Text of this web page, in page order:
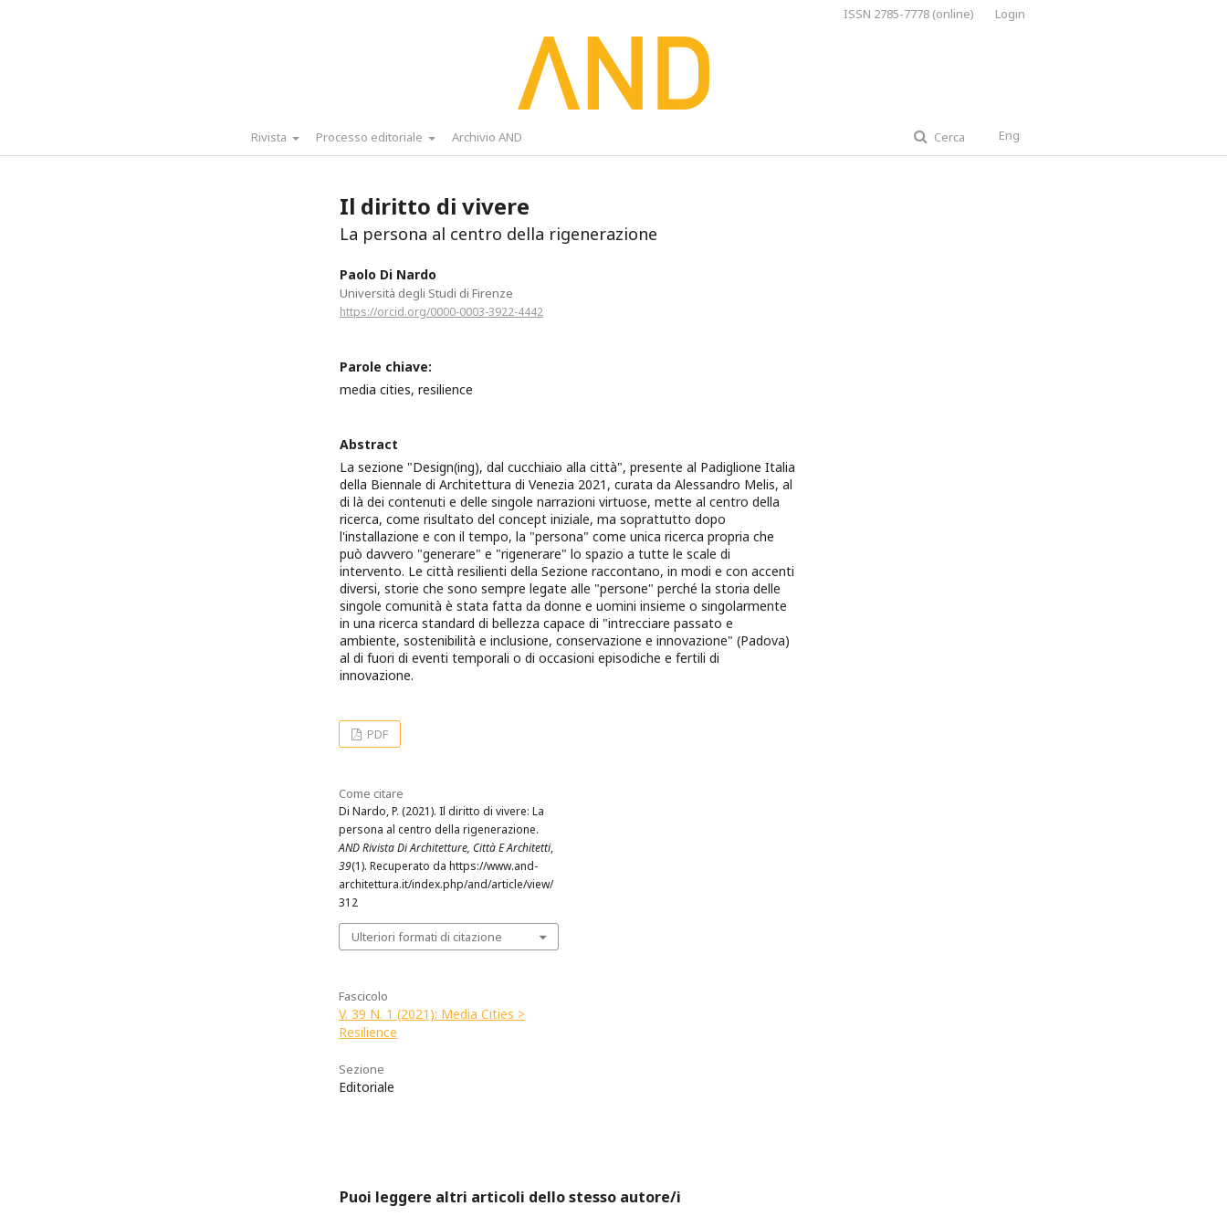
Rivista Processo editoriale Archivio AND Cerca
ISSN 2785-7778 (online) Login
Il diritto di vivere
La persona al centro della rigenerazione
Paolo Di Nardo
Università degli Studi di Firenze
https://orcid.org/0000-0003-3922-4442
Parole chiave:
media cities, resilience
Abstract
La sezione "Design(ing), dal cucchiaio alla città", presente al Padiglione Italia
della Biennale di Architettura di Venezia 2021, curata da Alessandro Melis, al
di là dei contenuti e delle singole narrazioni virtuose, mette al centro della
ricerca, come risultato del concept iniziale, ma soprattutto dopo
l'installazione e con il tempo, la "persona" come unica ricerca propria che
può davvero "generare" e "rigenerare" lo spazio a tutte le scale di
intervento. Le città resilienti della Sezione raccontano, in modi e con accenti
diversi, storie che sono sempre legate alle "persone" perché la storia delle
singole comunità è stata fatta da donne e uomini insieme o singolarmente
in una ricerca standard di bellezza capace di "intrecciare passato e
ambiente, sostenibilità e inclusione, conservazione e innovazione" (Padova)
al di fuori di eventi temporali o di occasioni episodiche e fertili di
innovazione.
PDF
Come citare
Di Nardo, P. (2021). Il diritto di vivere: La
persona al centro della rigenerazione.
AND Rivista Di Architetture, Città E Architetti,
39(1). Recuperato da https://www.and-
architettura.it/index.php/and/article/view/
312
Ulteriori formati di citazione
Fascicolo
V. 39 N. 1 (2021): Media Cities >
Resilience
Sezione
Editoriale
Puoi leggere altri articoli dello stesso autore/i
English